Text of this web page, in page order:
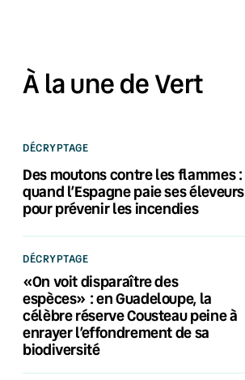
À la une de Vert
DÉCRYPTAGE
Des moutons contre les flammes :
quand l’Espagne paie ses éleveurs
pour prévenir les incendies
DÉCRYPTAGE
«On voit disparaître des
espèces» : en Guadeloupe, la
célèbre réserve Cousteau peine à
enrayer l’effondrement de sa
biodiversité